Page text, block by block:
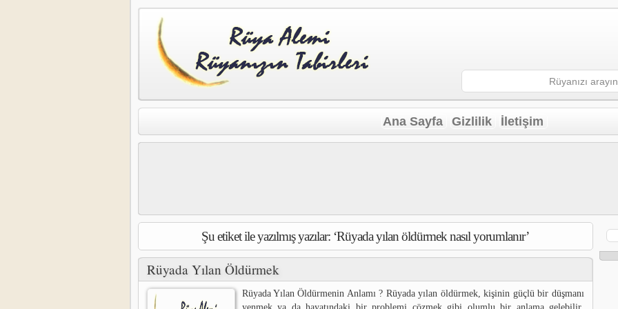
Ana Sayfa Gizlilik İletişim
Şu etiket ile yazılmış yazılar: ‘Rüyada yılan öldürmek nasıl yorumlanır’
Rüyada Yılan Öldürmek
Rüyada Yılan Öldürmenin Anlamı ? Rüyada yılan öldürmek, kişinin güçlü bir düşmanı